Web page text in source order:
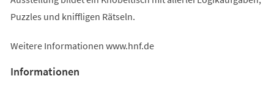
Puzzles und kniffligen Rätseln.
Weitere Informationen www.hnf.de
Informationen